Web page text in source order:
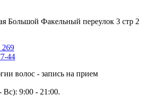
Большой Факельный переулок 3 стр 2
269
44
9:00 - 21:00.